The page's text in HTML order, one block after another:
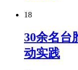
18
30余名台
动实践